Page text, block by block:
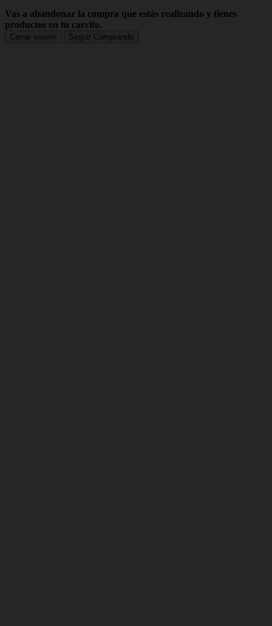
Vas a abandonar la compra que estás realizando y tienes
productos en tu carrito.
Cerrar sesión Seguir Comprando